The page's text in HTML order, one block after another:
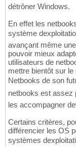
détrôner Windows.
En effet les
système
avançant même
pouvoir mieux
utilisateurs de
mettre bientôt sur
Netbooks de son
netbooks est assez
les accompagner
Certains critères,
différencier les OS
systèmes